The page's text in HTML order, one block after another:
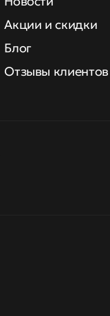
Акции и скидки
Блог
Отзывы клиентов